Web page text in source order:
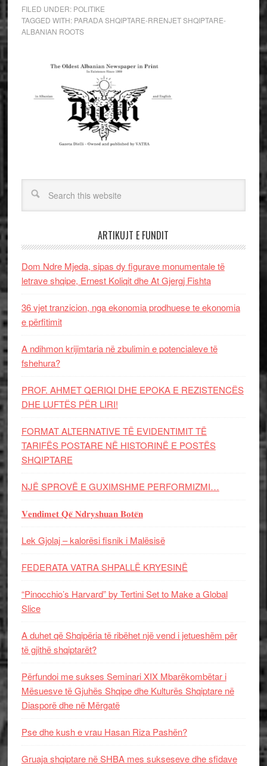
FILED UNDER: POLITIKE
TAGGED WITH: PARADA SHQIPTARE-RRENJET SHQIPTARE-
ALBANIAN ROOTS
ARTIKUJT E FUNDIT
Dom Ndre Mjeda, sipas dy figurave monumentale të
letrave shqipe, Ernest Koliqit dhe At Gjergj Fishta
36 vjet tranzicion, nga ekonomia prodhuese te ekonomia
e përfitimit
A ndihmon krijimtaria në zbulimin e potencialeve të
fshehura?
PROF. AHMET QERIQI DHE EPOKA E REZISTENCЁS
DHE LUFTЁS PЁR LIRI!
FORMAT ALTERNATIVE TË EVIDENTIMIT TË
TARIFËS POSTARE NË HISTORINË E POSTËS
SHQIPTARE
NJË SPROVË E GUXIMSHME PERFORMIZMI…
𝐕𝐞𝐧𝐝𝐢𝐦𝐞𝐭 𝐐𝐞̈ 𝐍𝐝𝐫𝐲𝐬𝐡𝐮𝐚𝐧 𝐁𝐨𝐭𝐞̈𝐧
Lek Gjolaj – kalorësi fisnik i Malësisë
FEDERATA VATRA SHPALLË KRYESINË
“Pinocchio’s Harvard” by Tertini Set to Make a Global
Slice
A duhet që Shqipëria të ribëhet një vend i jetueshëm për
të gjithë shqiptarët?
Përfundoi me sukses Seminari XIX Mbarëkombëtar i
Mësuesve të Gjuhës Shqipe dhe Kulturës Shqiptare në
Diasporë dhe në Mërgatë
Pse dhe kush e vrau Hasan Riza Pashën?
Gruaja shqiptare në SHBA mes sukseseve dhe sfidave